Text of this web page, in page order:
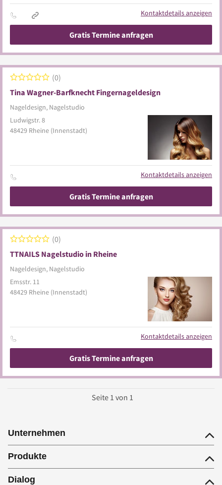
Kontaktdetails anzeigen
Gratis Termine anfragen
Tina Wagner-Barfknecht Fingernageldesign
Nageldesign, Nagelstudio
0
Ludwigstr. 8
48429 Rheine (Innenstadt)
Kontaktdetails anzeigen
Gratis Termine anfragen
TTNAILS Nagelstudio in Rheine
Nageldesign, Nagelstudio
0
Emsstr. 11
48429 Rheine (Innenstadt)
Kontaktdetails anzeigen
Gratis Termine anfragen
Seite 1 von 1
Unternehmen
Produkte
Dialog